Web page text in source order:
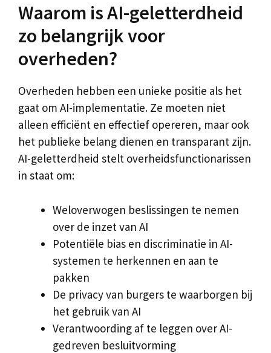
Waarom is AI-geletterdheid
zo belangrijk voor
overheden?
Overheden hebben een unieke positie als het
gaat om AI-implementatie. Ze moeten niet
alleen efficiënt en effectief opereren, maar ook
het publieke belang dienen en transparant zijn.
AI-geletterdheid stelt overheidsfunctionarissen
in staat om:
Weloverwogen beslissingen te nemen
over de inzet van AI
Potentiële bias en discriminatie in AI-
systemen te herkennen en aan te
pakken
De privacy van burgers te waarborgen bij
het gebruik van AI
Verantwoording af te leggen over AI-
gedreven besluitvorming